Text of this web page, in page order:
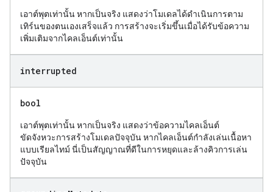
เอาต์พุตเท่านั้น หากเป็นจริง แสดงว่าโมเดลได้ดำเนินการตาม
เทิร์นของตนเองเสร็จแล้ว การสร้างจะเริ่มขึ้นเมื่อได้รับข้อความ
เพิ่มเติมจากไคลเอ็นต์เท่านั้น
interrupted
bool
เอาต์พุตเท่านั้น หากเป็นจริง แสดงว่าข้อความไคลเอ็นต์
ขัดจังหวะการสร้างโมเดลปัจจุบัน หากไคลเอ็นต์กำลังเล่นเนื้อหา
แบบเรียลไทม์ นี่เป็นสัญญาณที่ดีในการหยุดและล้างคิวการเล่น
ปัจจุบัน